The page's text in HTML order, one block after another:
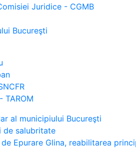
Juridice - CGMB
Bucureşti
TAROM
al municipiului Bucureşti
de salubritate
Epurare Glina, reabilitarea